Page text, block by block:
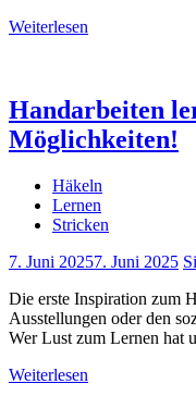
Weiterlesen
Handarbeiten
Möglichkeiten!
Häkeln
Lernen
Stricken
7. Juni 20257. Juni 2025
Die erste Inspiration zum
Ausstellungen oder den
Wer Lust zum Lernen
Weiterlesen